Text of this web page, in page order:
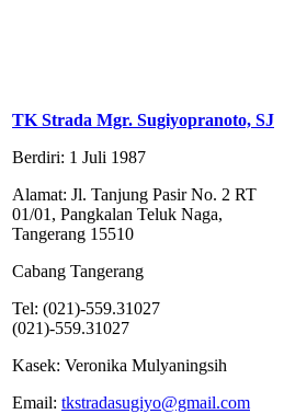
TK Strada Mgr. Sugiyopranoto, SJ
Berdiri: 1 Juli 1987
Alamat: Jl. Tanjung Pasir No. 2 RT
01/01, Pangkalan Teluk Naga,
Tangerang 15510
Cabang Tangerang
Tel: (021)-559.31027
(021)-559.31027
Kasek: Veronika Mulyaningsih
Email: tkstradasugiyo@gmail.com